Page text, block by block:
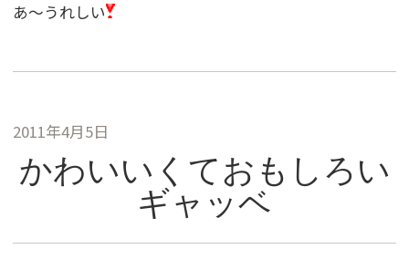
あ〜うれしい
2011年4月5日
かわいいくておもしろい
ギャッベ